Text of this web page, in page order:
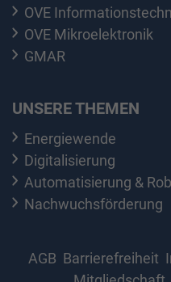
OVE
OVE Mikroelektronik
GMAR
UNSERE THEMEN
Energiewende
Digitalisierung
Automatisierung &
Nachwuchsförderung
AGB Barrierefreiheit